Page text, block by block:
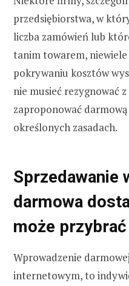
przedsiębiorstwa, w
liczba zamówień lub
tanim towarem,
pokrywaniu kosztów
nie musieć rezygnować
zaproponować
określonych zasadach.
Sprzedawanie
darmowa
może
Wprowadzenie
internetowym, to